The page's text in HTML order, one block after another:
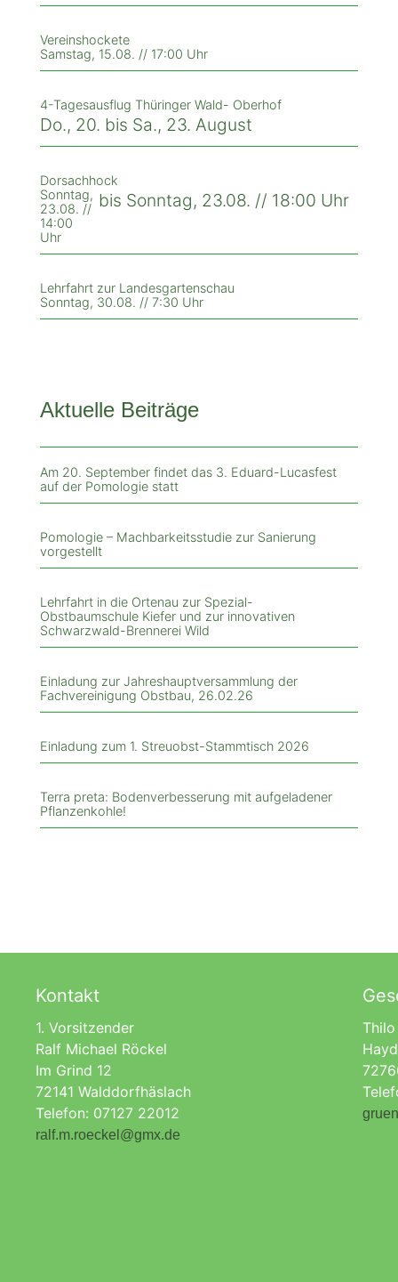
Vereinshockete
Samstag, 15.08. // 17:00 Uhr
4-Tagesausflug Thüringer Wald- Oberhof
Do., 20. bis Sa., 23. August
Dorsachhock
Sonntag,
23.08. //
14:00
Uhr
bis Sonntag, 23.08. // 18:00 Uhr
Lehrfahrt zur Landesgartenschau
Sonntag, 30.08. // 7:30 Uhr
Aktuelle Beiträge
Am 20. September findet das 3. Eduard-Lucasfest
auf der Pomologie statt
Pomologie – Machbarkeitsstudie zur Sanierung
vorgestellt
Lehrfahrt in die Ortenau zur Spezial-
Obstbaumschule Kiefer und zur innovativen
Schwarzwald-Brennerei Wild
Einladung zur Jahreshauptversammlung der
Fachvereinigung Obstbau, 26.02.26
Einladung zum 1. Streuobst-Stammtisch 2026
Terra preta: Bodenverbesserung mit aufgeladener
Pflanzenkohle!
Kontakt
1. Vorsitzender
Ralf Michael Röckel
Im Grind 12
72141 Walddorfhäslach
Telefon: 07127 22012
ralf.m.roeckel@gmx.de